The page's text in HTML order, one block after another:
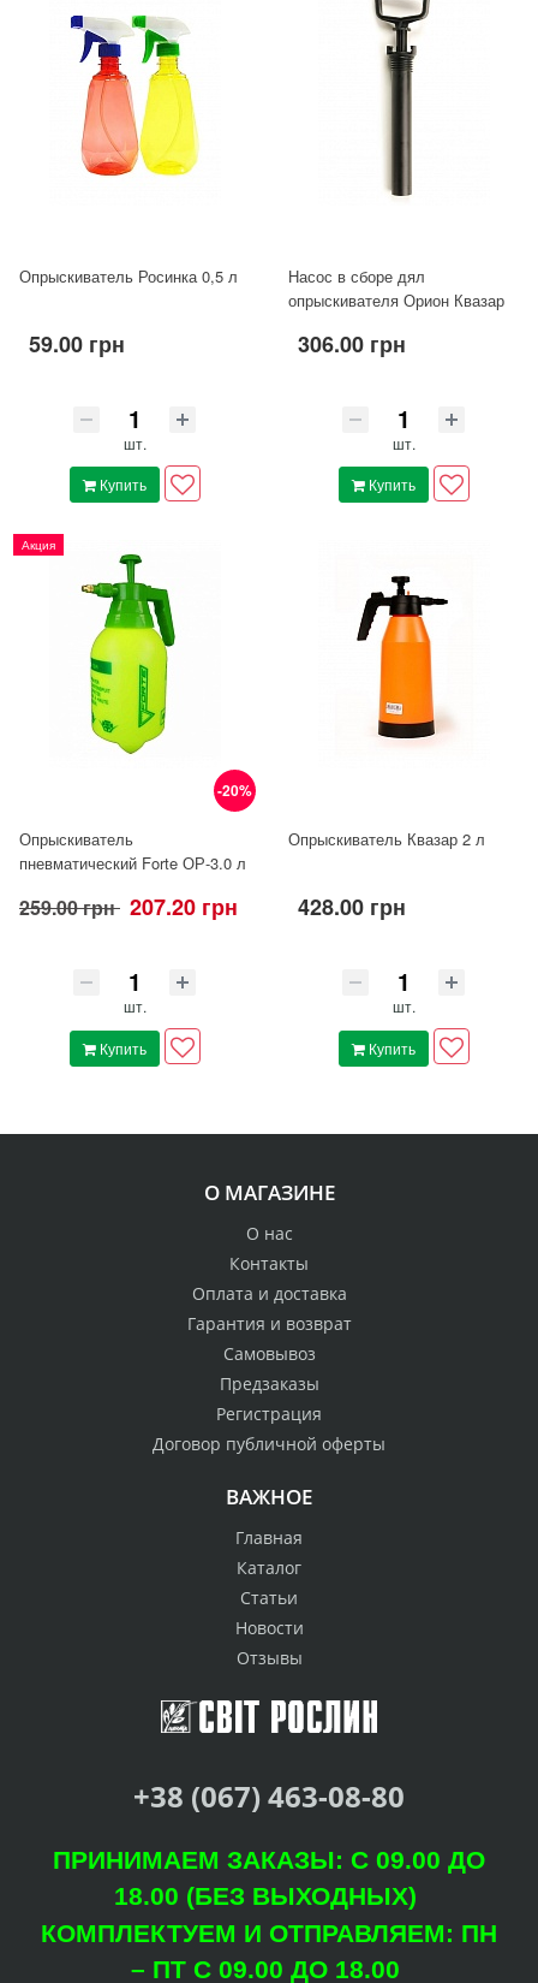
Опрыскиватель Росинка 0,5 л
59.00 грн
шт.
Купить
Насос в сборе дял
опрыскивателя Орион Квазар
306.00 грн
шт.
Купить
-20%
Акция
Опрыскиватель
пневматический Forte ОР-3.0 л
259.00 грн 207.20 грн
шт.
Купить
Опрыскиватель Квазар 2 л
428.00 грн
шт.
Купить
О МАГАЗИНЕ
О нас
Контакты
Оплата и доставка
Гарантия и возврат
Самовывоз
Предзаказы
Регистрация
Договор публичной оферты
ВАЖНОЕ
Главная
Каталог
Статьи
Новости
Отзывы
+38 (067) 463-08-80
ПРИНИМАЕМ ЗАКАЗЫ: С 09.00 ДО
18.00 (БЕЗ ВЫХОДНЫХ)
КОМПЛЕКТУЕМ И ОТПРАВЛЯЕМ: ПН
– ПТ С 09.00 ДО 18.00